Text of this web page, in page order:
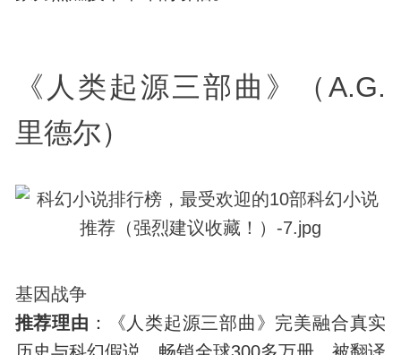
《人类起源三部曲》（A.G.
里德尔）
基因战争
推荐理由 ：《人类起源三部曲》完美融合真实